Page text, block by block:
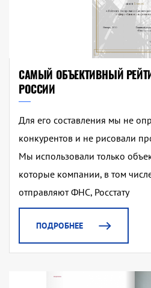
САМЫЙ ОБЪЕКТИВНЫЙ
РОССИИ
Для его составления мы не
конкурентов и не рисовали
Мы использовали только
которые компании, в том
отправляют ФНС, Росстату
ПОДРОБНЕЕ